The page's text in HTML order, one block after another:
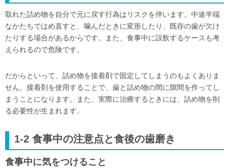
取れた詰め物を自分で元に戻す行為はリスクを伴います。中途半端
なかたちではめ直すと、噛んだときに変形したり、既存の歯が欠け
たりする場合があるからです。また、食事中に誤飲するケースも考
えられるので危険です。
だからといって、詰め物を接着剤で固定してしまうのもよくありま
せん。接着剤を使用することで、歯と詰め物の間に隙間を作ってし
まうことになります。また、実際に治療するときには、詰め物を削
る必要性が生まれます。
1-2 食事中の注意点と食後の歯磨き
食事中に気をつけること